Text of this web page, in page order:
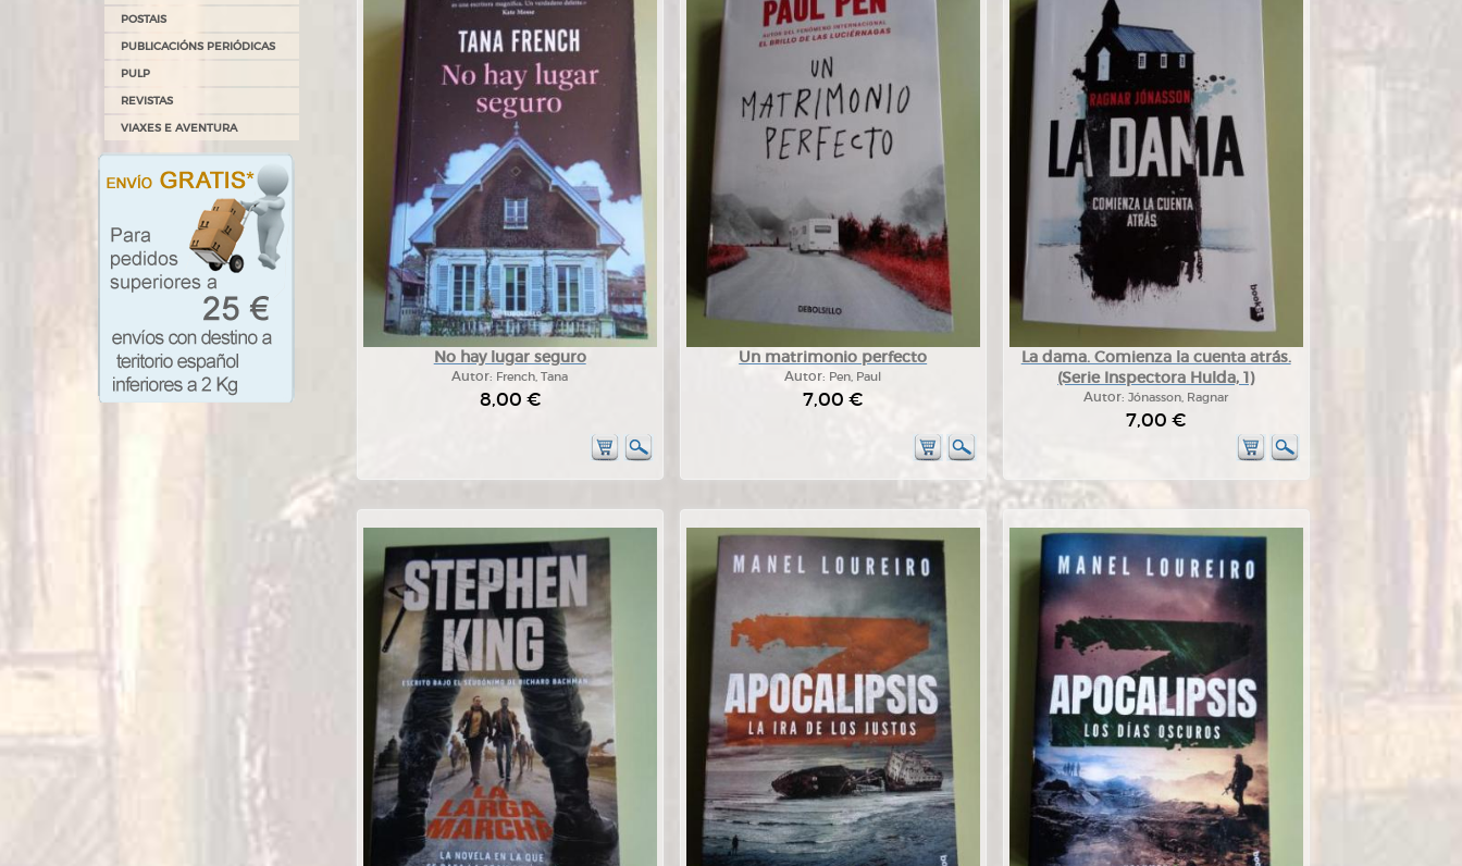
POSTAIS
PUBLICACIÓNS PERIÓDICAS
PULP
REVISTAS
VIAXES E AVENTURA
No hay lugar seguro
Autor: French, Tana
8,00 €
Un matrimonio perfecto
Autor: Pen, Paul
7,00 €
La dama. Comienza la cuenta atrás.
(Serie Inspectora Hulda, 1)
Autor:Jónasson, Ragnar
7,00 €